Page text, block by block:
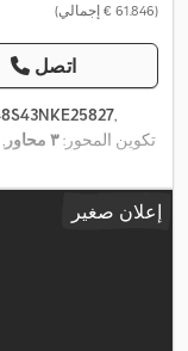
(‏61.846 € إجمالي)
اتصل
,
تكوين المحور:٣ محاور
,
إعلان صغير